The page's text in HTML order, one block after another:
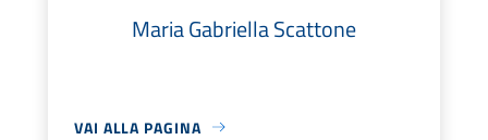
Maria Gabriella Scattone
VAI ALLA PAGINA